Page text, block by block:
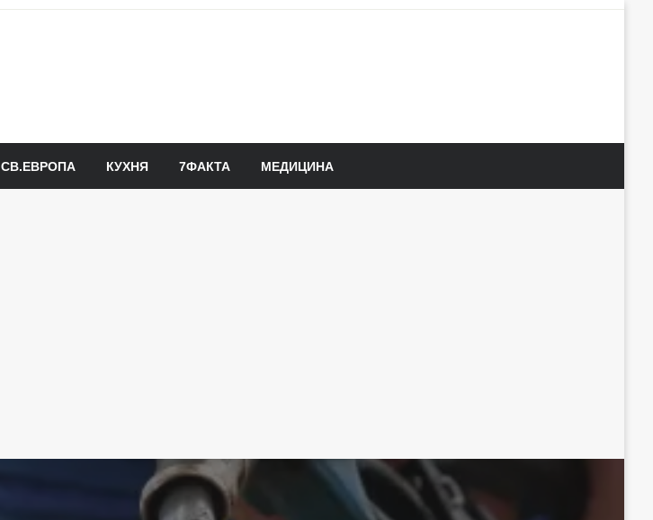
СВ.ЕВРОПА КУХНЯ 7ФАКТА МЕДИЦИНА